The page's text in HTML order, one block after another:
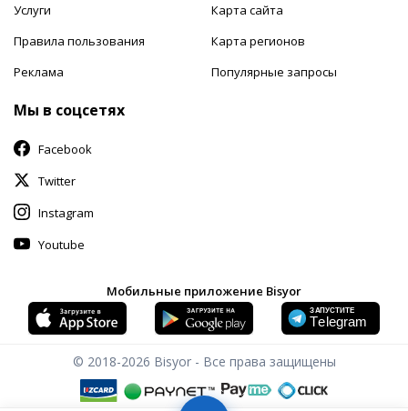
Услуги
Правила пользования
Реклама
Карта сайта
Карта регионов
Популярные запросы
Мы в соцсетях
Facebook
Twitter
Instagram
Youtube
Мобильные приложение Bisyor
© 2018-2026 Bisyor - Все права защищены